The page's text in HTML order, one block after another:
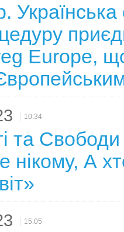
Europe,
10:34
та
нікому, А
15:05